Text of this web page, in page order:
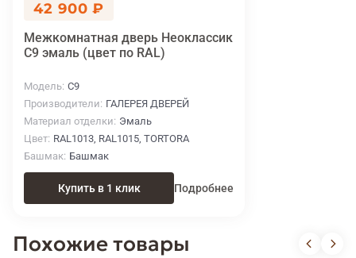
42 900 ₽
Межкомнатная дверь Неоклассик
C9 эмаль (цвет по RAL)
Модель C9
Производители ГАЛЕРЕЯ ДВЕРЕЙ
Материал отделки Эмаль
Цвет RAL1013, RAL1015, TORTORA
Башмак Башмак
Купить в 1 клик Подробнее
Похожие товары